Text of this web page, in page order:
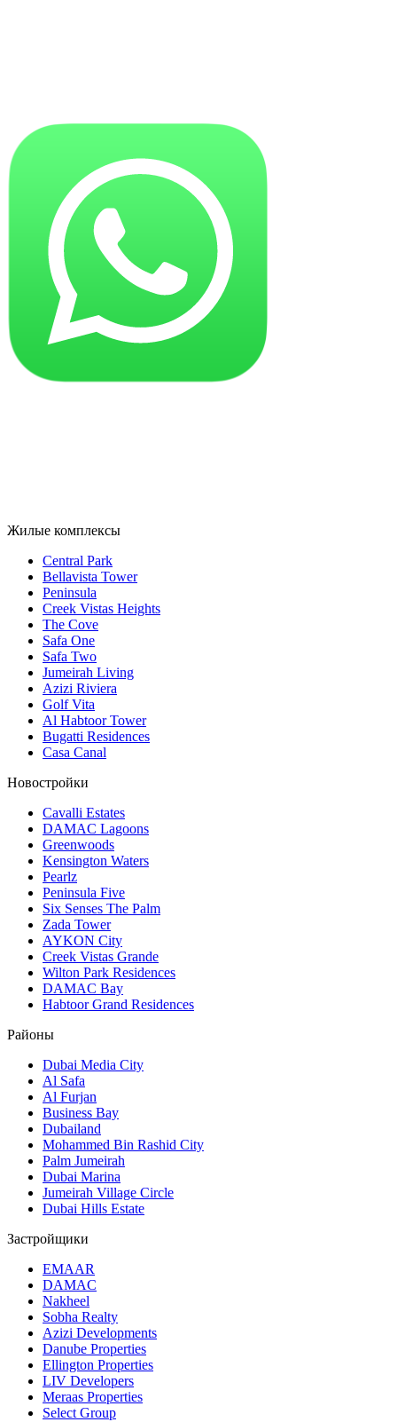
Жилые комплексы
Central Park
Bellavista Tower
Peninsula
Creek Vistas Heights
The Cove
Safa One
Safa Two
Jumeirah Living
Azizi Riviera
Golf Vita
Al Habtoor Tower
Bugatti Residences
Casa Canal
Новостройки
Cavalli Estates
DAMAC Lagoons
Greenwoods
Kensington Waters
Pearlz
Peninsula Five
Six Senses The Palm
Zada Tower
AYKON City
Creek Vistas Grande
Wilton Park Residences
DAMAC Bay
Habtoor Grand Residences
Районы
Dubai Media City
Al Safa
Al Furjan
Business Bay
Dubailand
Mohammed Bin Rashid City
Palm Jumeirah
Dubai Marina
Jumeirah Village Circle
Dubai Hills Estate
Застройщики
EMAAR
DAMAC
Nakheel
Sobha Realty
Azizi Developments
Danube Properties
Ellington Properties
LIV Developers
Meraas Properties
Select Group